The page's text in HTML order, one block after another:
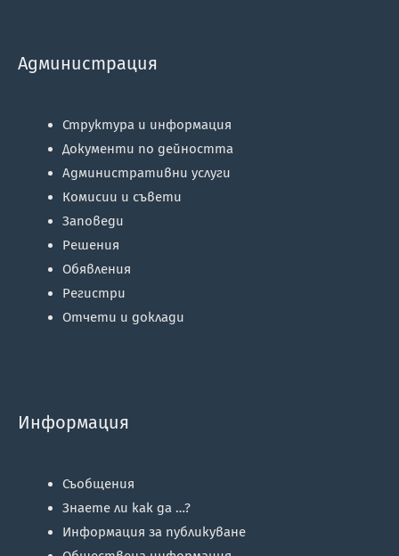
Администрация
Структура и информация
Документи по дейността
Административни услуги
Комисии и съвети
Заповеди
Решения
Обявления
Регистри
Отчети и доклади
Информация
Съобщения
Знаете ли как да …?
Информация за публикуване